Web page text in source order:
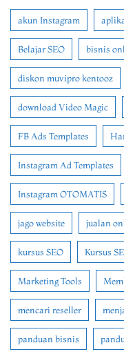
akun Instagram
Belajar SEO bisnis
diskon muvipro kentooz
download Video Magic
FB Ads Templates
Instagram Ad Templates
Instagram OTOMATIS
jago website jualan
kursus SEO Kursus
Marketing Tools
mencari reseller
panduan bisnis